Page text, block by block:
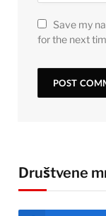
Save my
for the next
Društvene